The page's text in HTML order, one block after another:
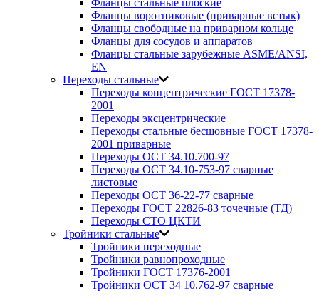
Фланцы стальные плоские
Фланцы воротниковые (приварные встык)
Фланцы свободные на приварном кольце
Фланцы для сосудов и аппаратов
Фланцы стальные зарубежные ASME/ANSI,
EN
Переходы стальные
Переходы концентрические ГОСТ 17378-
2001
Переходы эксцентрические
Переходы стальные бесшовные ГОСТ 17378-
2001 приварные
Переходы ОСТ 34.10.700-97
Переходы ОСТ 34.10-753-97 сварные
листовые
Переходы ОСТ 36-22-77 сварные
Переходы ГОСТ 22826-83 точечные (ТД)
Переходы СТО ЦКТИ
Тройники стальные
Тройники переходные
Тройники равнопроходные
Тройники ГОСТ 17376-2001
Тройники ОСТ 34 10.762-97 сварные